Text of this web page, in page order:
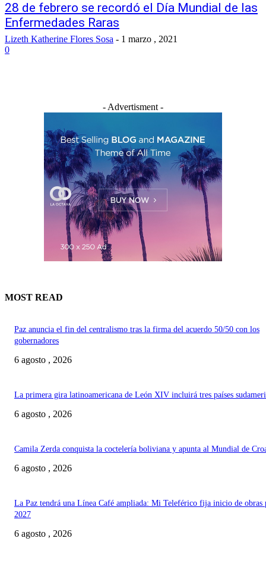
28 de febrero se recordó el Día Mundial de las
Enfermedades Raras
Lizeth Katherine Flores Sosa - 1 marzo , 2021
0
- Advertisment -
MOST READ
Paz anuncia el fin del centralismo tras la firma del acuerdo 50/50 con los
gobernadores
6 agosto , 2026
La primera gira latinoamericana de León XIV incluirá tres países
6 agosto , 2026
Camila Zerda conquista la coctelería boliviana y apunta al Mundial de
6 agosto , 2026
La Paz tendrá una Línea Café ampliada: Mi Teleférico fija inicio de obras
2027
6 agosto , 2026